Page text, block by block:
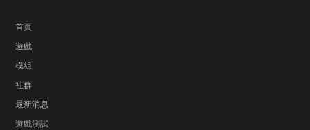
首頁
遊戲
模組
社群
最新消息
遊戲測試